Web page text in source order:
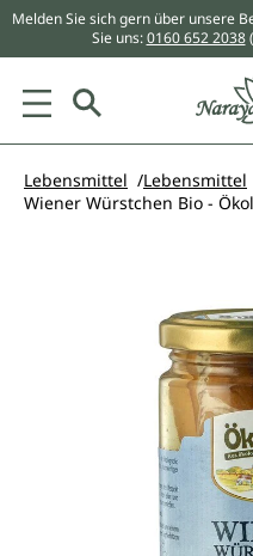
springen
Melden Sie sich gern über unsere
Sie uns:0160 652 2038
Lebensmittel Lebensmittel
Wiener Würstchen Bio -
Bildergalerie